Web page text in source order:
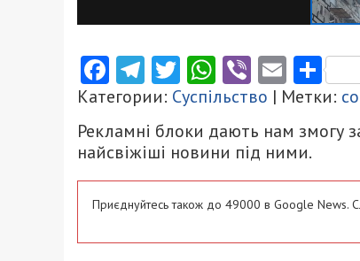
Facebook
Telegram
Twitter
WhatsApp
ViberEmail
Категории: Суспільство | Метки:
Рекламні блоки дають нам змогу
найсвіжіші новини під ними.
Приєднуйтесь також до 49000 в Google News.